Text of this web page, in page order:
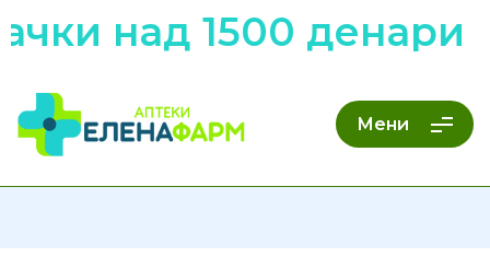
над 1500 денари
Мени